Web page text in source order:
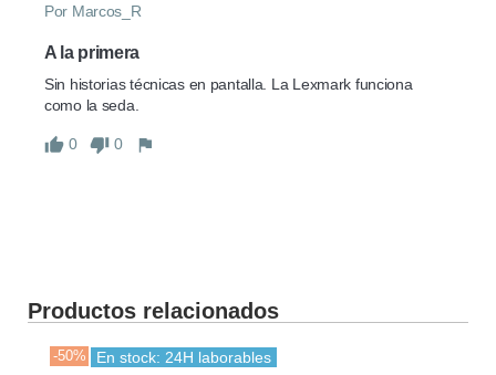
Por Marcos_R
A la primera
Sin historias técnicas en pantalla. La Lexmark funciona
como la seda.
0 0
Productos relacionados
-50% En stock: 24H laborables